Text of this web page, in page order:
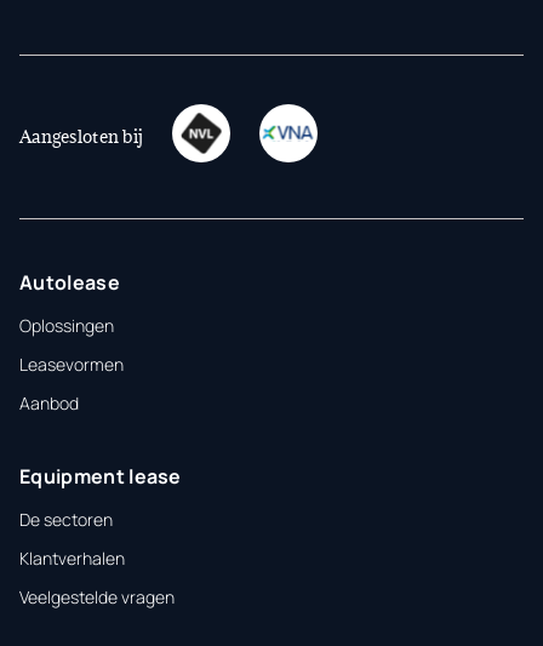
Aangesloten bij
Autolease
Oplossingen
Leasevormen
Aanbod
Equipment lease
De sectoren
Klantverhalen
Veelgestelde vragen